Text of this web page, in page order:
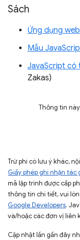
Sách
Ứng dụng
Mẫu
JavaScript có
Zakas)
Thông tin
Trừ phi có lưu ý khác,
Giấy phép ghi nhận tác
mã lập trình được cấp
thông tin chi tiết, vui
Google Developers.
và/hoặc các đơn vị liên
Cập nhật lần gần đây